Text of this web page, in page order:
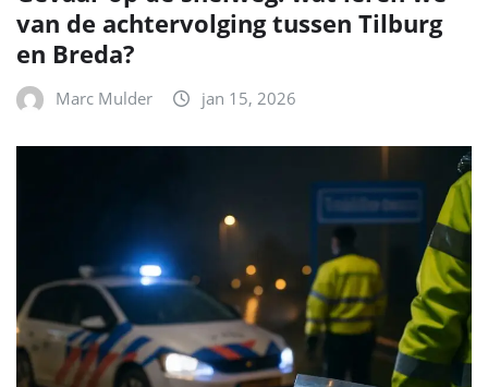
van de achtervolging tussen Tilburg
en Breda?
Marc Mulder jan 15, 2026